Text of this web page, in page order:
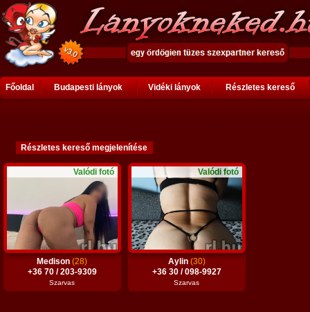
Főoldal Budapesti lányok Vidéki lányok Részletes kereső
Valódi fotó
Medison(28)
+36 70 / 203-9309
Szarvas
Valódi fotó
Aylin (30)
+36 30 / 098-9927
Szarvas